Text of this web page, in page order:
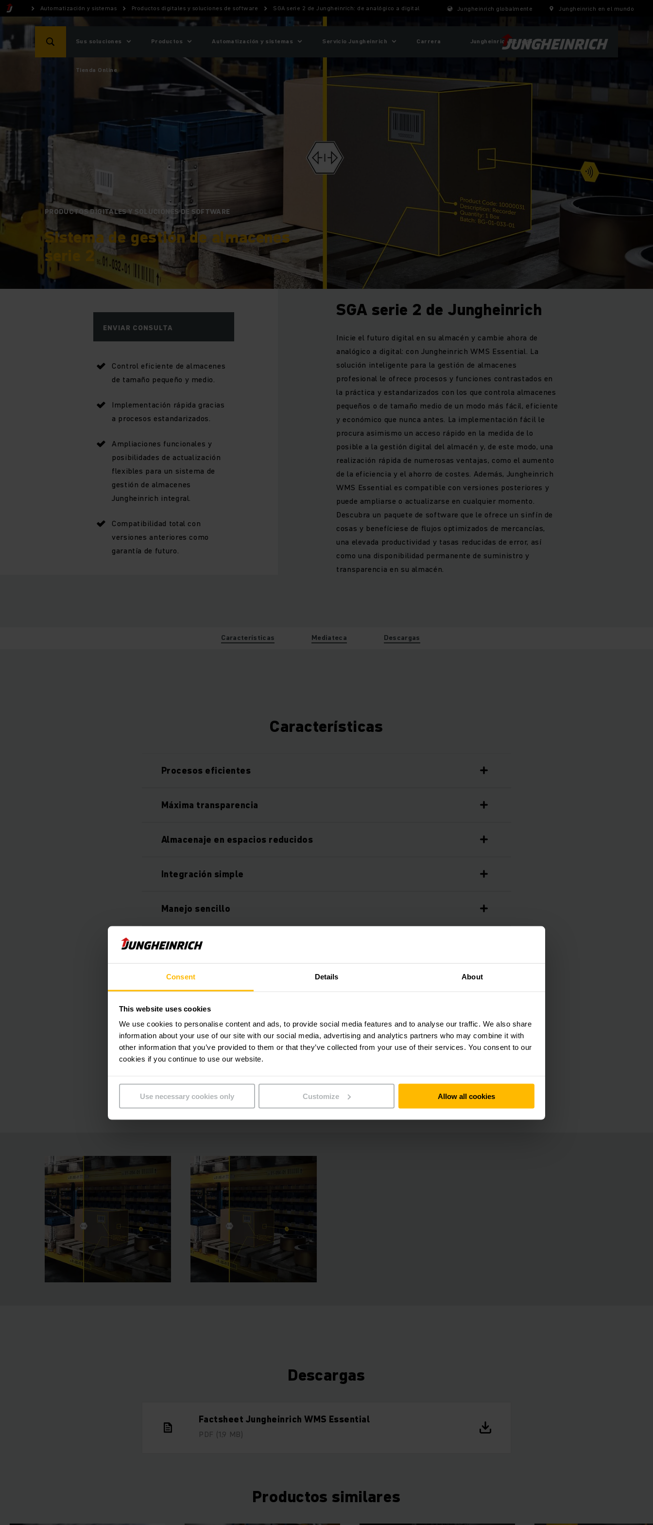
Consent Details About
This website uses cookies
We use cookies to personalise content and ads, to provide social media features and to analyse our traffic. We also share
information about your use of our site with our social media, advertising and analytics partners who may combine it with
other information that you’ve provided to them or that they’ve collected from your use of their services. You consent to our
cookies if you continue to use our website.
Use necessary cookies only Customize Allow all cookies
Automatización y sistemas Productos digitales y soluciones de software SGA serie 2 de Jungheinrich: de analógico a digital Jungheinrich globalmente Jungheinrich en el mundo
Sus soluciones Productos Automatización y sistemas Servicio Jungheinrich Carrera Jungheinrich Ecuador
Tienda Online
PRODUCTOS DIGITALES Y SOLUCIONES DE SOFTWARE
Sistema de gestión de almacenes
serie 2
ENVIAR CONSULTA
Control eficiente de almacenes
de tamaño pequeño y medio.
Implementación rápida gracias
a procesos estandarizados.
Ampliaciones funcionales y
posibilidades de actualización
flexibles para un sistema de
gestión de almacenes
Jungheinrich integral.
Compatibilidad total con
versiones anteriores como
garantía de futuro.
SGA serie 2 de Jungheinrich
Inicie el futuro digital en su almacén y cambie ahora de
analógico a digital: con Jungheinrich WMS Essential. La
solución inteligente para la gestión de almacenes
profesional le ofrece procesos y funciones contrastados en
la práctica y estandarizados con los que controla almacenes
pequeños o de tamaño medio de un modo más fácil, eficiente
y económico que nunca antes. La implementación fácil le
procura asimismo un acceso rápido en la medida de lo
posible a la gestión digital del almacén y, de este modo, una
realización rápida de numerosas ventajas, como el aumento
de la eficiencia y el ahorro de costes. Además, Jungheinrich
WMS Essential es compatible con versiones posteriores y
puede ampliarse o actualizarse en cualquier momento.
Descubra un paquete de software que le ofrece un sinfín de
cosas y benefíciese de flujos optimizados de mercancías,
una elevada productividad y tasas reducidas de error, así
como una disponibilidad permanente de suministro y
transparencia en su almacén.
Características Mediateca Descargas
Características
Procesos eficientes
Máxima transparencia
Almacenaje en espacios reducidos
Integración simple
Manejo sencillo
Mayor fiabilidad del proceso gracias a tasas de error reducidas
Garantía de futuro en todo momento
Soporte 24 / 7
Gran selección de funciones
Singular modelo de concesión de licencias
Descargas
Factsheet Jungheinrich WMS Essential
PDF (1,9 MB)
Productos similares